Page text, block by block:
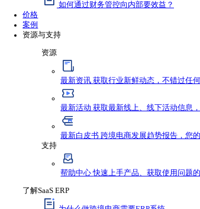
2分钟了解领星ERP
资源与支持
资源
最新活动获取最新线上、线